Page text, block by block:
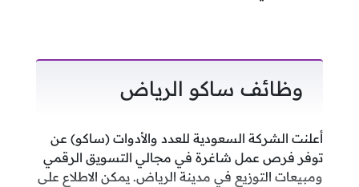
وظائف ساكو الرياض
أعلنت الشركة السعودية للعدد والأدوات (ساكو) عن
توفر فرص عمل شاغرة في مجالي التسويق الرقمي
ومبيعات التوزيع في مدينة الرياض. يمكن الاطلاع على